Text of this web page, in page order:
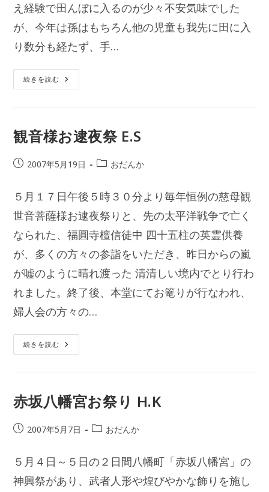
え経験で田んぼに入るのが少々不安気味でした
が、今年は孫はもちろん他の児童も我先に田に入
り数分も経たず、手…
続きを読む 田
植
観音様お逮夜祭 E.S
投
開
日:
2007年5月19日
投
テ
ゴ
ー:
おだんか
５月１７日午後５時３０分より毎年恒例の慈母観
世音菩薩様お逮夜祭りと、先の太平洋戦争で亡く
なられた、福圓寺檀信徒中 四十五柱の英霊供養
が、多くの方々の参詣をいただき、昨日からの嵐
が嘘のように晴れ渡った 清清しい境内でとり行わ
れました。終了後、本堂にてお篭りが行なわれ、
婦人会の方々の…
続きを読む 観
音
祭
E.S
赤坂八幡宮お祭り H.K
投
開
日:
2007年5月7日
投
テ
ゴ
おだんか
５月４日～５日の２日間八幡町「赤坂八幡宮」の
神興祭があり、武者人形や煌びやかな飾りを施し